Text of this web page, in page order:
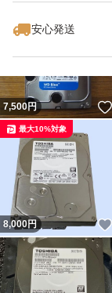
安心発送
7,500円
8,000円
最大10%対象